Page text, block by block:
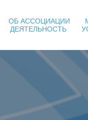
ОБ АССОЦИАЦИИ
ДЕЯТЕЛЬНОСТЬ